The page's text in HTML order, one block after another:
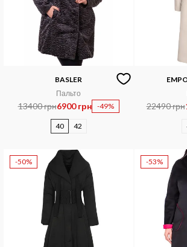
BASLER
Пальто
13400 грн6900 грн -49%
40 42
22490 грн
-50% -53%